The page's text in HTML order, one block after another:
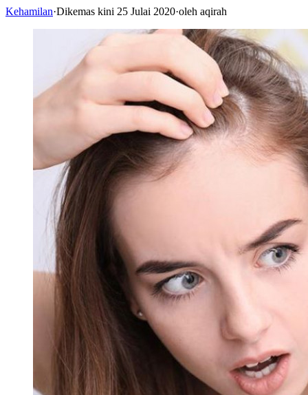
Kehamilan·Dikemas kini 25 Julai 2020·oleh aqirah